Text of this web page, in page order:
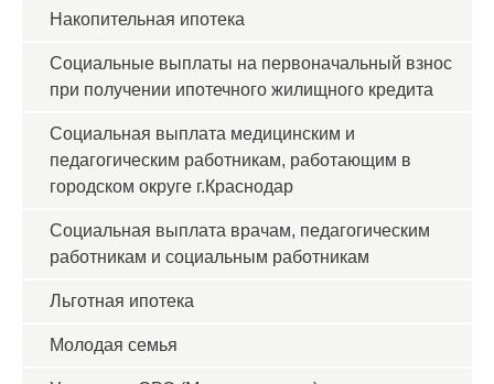
Накопительная ипотека
Социальные выплаты на первоначальный взнос
при получении ипотечного жилищного кредита
Социальная выплата медицинским и
педагогическим работникам, работающим в
городском округе г.Краснодар
Социальная выплата врачам, педагогическим
работникам и социальным работникам
Льготная ипотека
Молодая семья